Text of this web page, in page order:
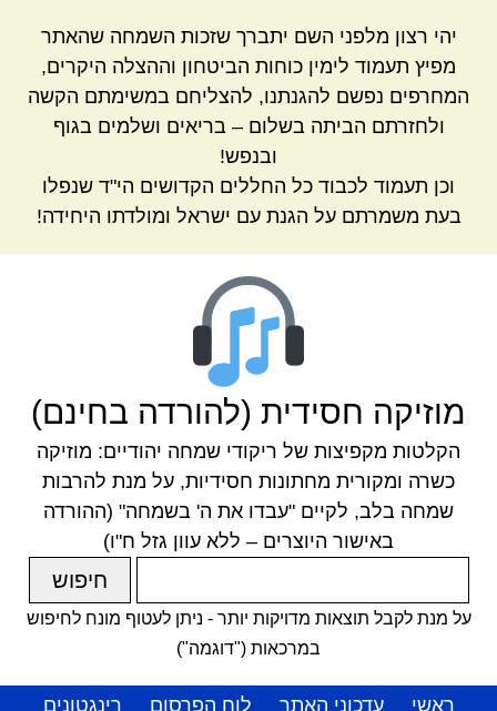
יהי רצון מלפני השם יתברך שזכות השמחה שהאתר
מפיץ תעמוד לימין כוחות הביטחון וההצלה היקרים,
המחרפים נפשם להגנתנו, להצליחם במשימתם הקשה
ולחזרתם הביתה בשלום – בריאים ושלמים בגוף
ובנפש!
וכן תעמוד לכבוד כל החללים הקדושים הי"ד שנפלו
בעת משמרתם על הגנת עם ישראל ומולדתו היחידה!
מוזיקה חסידית (להורדה בחינם)
הקלטות מקפיצות של ריקודי שמחה יהודיים: מוזיקה
כשרה ומקורית מחתונות חסידיות, על מנת להרבות
שמחה בלב, לקיים "עבדו את ה' בשמחה" (ההורדה
באישור היוצרים – ללא עוון גזל ח"ו)
על מנת לקבל תוצאות מדויקות יותר - ניתן לעטוף מונח לחיפוש
במרכאות ("דוגמה")
ראשי עדכוני האתר לוח הפרסום
רינגטונים